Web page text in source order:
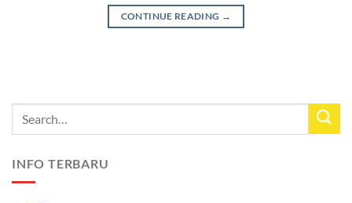
CONTINUE READING →
INFO TERBARU